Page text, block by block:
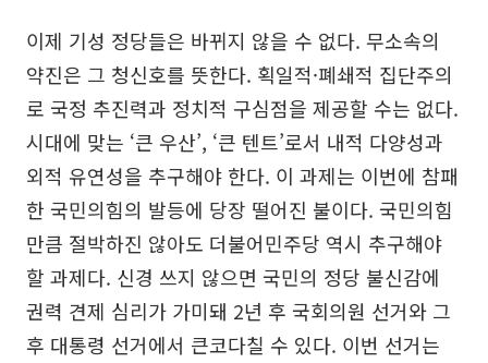
이제 기성 정당들은 바뀌지 않을 수 없다. 무소속의
약진은 그 청신호를 뜻한다. 획일적·폐쇄적 집단주의
로 국정 추진력과 정치적 구심점을 제공할 수는 없다.
시대에 맞는 ‘큰 우산’, ‘큰 텐트’로서 내적 다양성과
외적 유연성을 추구해야 한다. 이 과제는 이번에 참패
한 국민의힘의 발등에 당장 떨어진 불이다. 국민의힘
만큼 절박하진 않아도 더불어민주당 역시 추구해야
할 과제다. 신경 쓰지 않으면 국민의 정당 불신감에
권력 견제 심리가 가미돼 2년 후 국회의원 선거와 그
후 대통령 선거에서 큰코다칠 수 있다. 이번 선거는